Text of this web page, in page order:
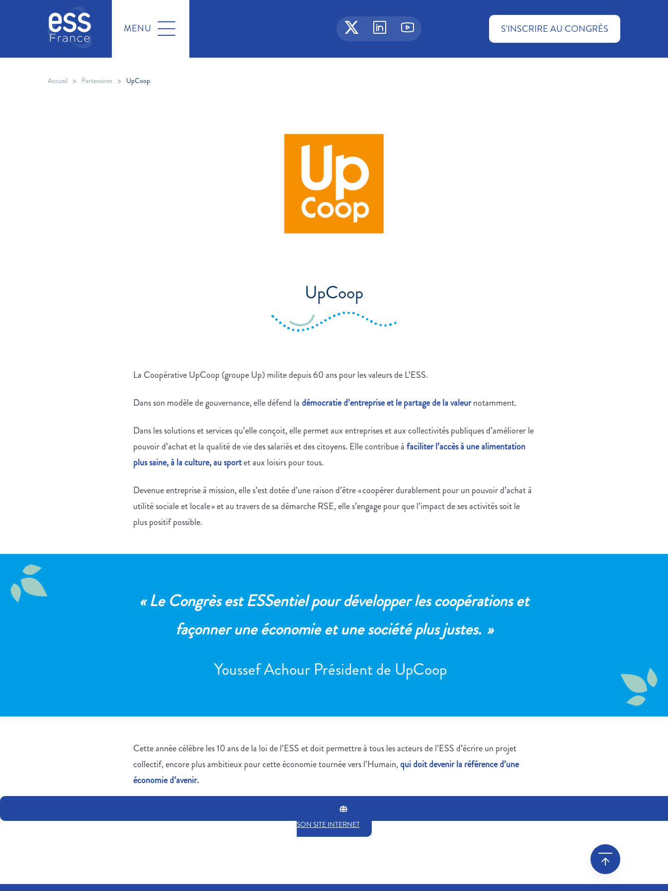
MENU S'INSCRIRE AU CONGRÈS
Accueil > Partenaires > UpCoop
UpCoop
La Coopérative UpCoop (groupe Up) milite depuis 60 ans pour les valeurs de L’ESS.
Dans son modèle de gouvernance, elle défend la démocratie d’entreprise et le partage de la valeurnotamment.
Dans les solutions et services qu’elle conçoit, elle permet aux entreprises et aux collectivités publiques d’améliorer le
pouvoir d’achat et la qualité de vie des salariés et des citoyens. Elle contribue àfaciliter l’accès à une alimentation
plus saine, à la culture, au sportet aux loisirs pour tous.
Devenue entreprise à mission, elle s’est dotée d’une raison d’être « coopérer durablement pour un pouvoir d’achat à
utilité sociale et locale » et au travers de sa démarche RSE, elle s’engage pour que l’impact de ses activités soit le
plus positif possible.
« Le Congrès est ESSentiel pour développer les coopérations et
façonner une économie et une société plus justes. »
Youssef Achour Président de UpCoop
Cette année célèbre les 10 ans de la loi de l’ESS et doit permettre à tous les acteurs de l’ESS d’écrire un projet
collectif, encore plus ambitieux pour cette économie tournée vers l’Humain,qui doit devenir la référence d’une
économie d’avenir.
SON SITE INTERNET